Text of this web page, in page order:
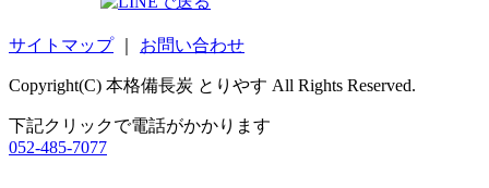
サイトマップ｜ お問い合わせ
Copyright(C) 本格備長炭 とりやす All Rights Reserved.
下記クリックで電話がかかります
052-485-7077